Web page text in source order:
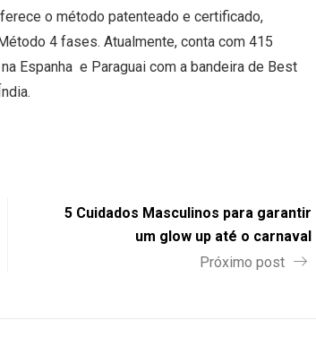
o método patenteado e certificado,
4 fases. Atualmente, conta com 415
Espanha e Paraguai com a bandeira de Best
5 Cuidados Masculinos para garantir
um glow up até o carnaval
Próximo post